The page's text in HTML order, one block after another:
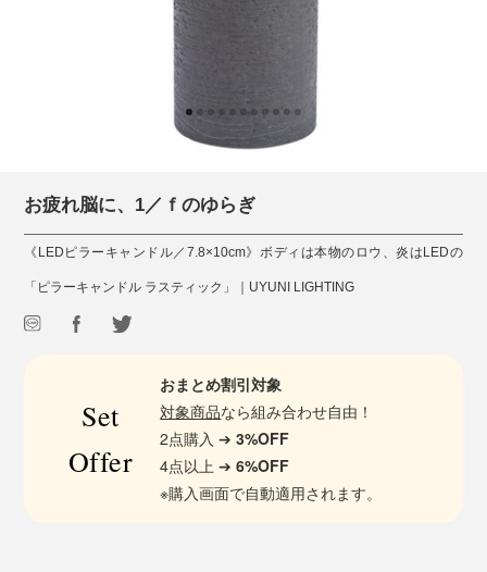
お疲れ脳に、1／ｆのゆらぎ
《LEDピラーキャンドル／7.8×10cm》ボディは本物のロウ、炎はLEDの
「ピラーキャンドル ラスティック」｜UYUNI LIGHTING
Set
Offer
おまとめ割引対象
対象商品なら組み合わせ自由！
2点購入 ➔3%OFF
4点以上 ➔6%OFF
※購入画面で自動適用されます。